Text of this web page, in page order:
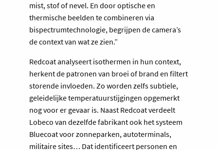
mist, stof of nevel. En door optische en
thermische beelden te combineren via
bispectrumtechnologie, begrijpen de camera’s
de context van wat ze zien.”
Redcoat analyseert isothermen in hun context,
herkent de patronen van broei of brand en filtert
storende invloeden. Zo worden zelfs subtiele,
geleidelijke temperatuurstijgingen opgemerkt
nog voor er gevaar is. Naast Redcoat verdeelt
Lobeco van dezelfde fabrikant ook het systeem
Bluecoat voor zonneparken, autoterminals,
militaire sites… Dat identificeert personen en